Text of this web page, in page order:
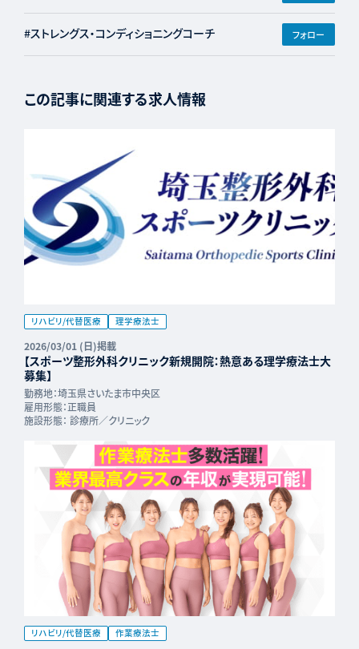
#ストレングス・コンディショニングコーチ フォロー
この記事に関連する求人情報
リハビリ/代替医療 理学療法士
2026/03/01 (日)掲載
【スポーツ整形外科クリニック新規開院：熱意ある理学療法士大
募集】
勤務地：埼玉県さいたま市中央区
雇用形態：正職員
施設形態： 診療所／クリニック
リハビリ/代替医療 作業療法士